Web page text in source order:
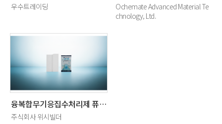
우수트레이딩
Ochemate Advanced Material Te
chnology, Ltd.
융복합무기응집수처리제 퓨어위시
주식회사 위시빌더